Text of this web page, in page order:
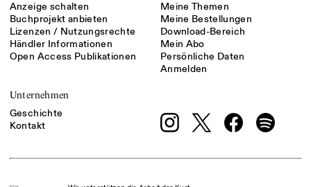
Anzeige schalten
Buchprojekt anbieten
Lizenzen / Nutzungsrechte
Händler Informationen
Open Access Publikationen
Meine Themen
Meine Bestellungen
Download-Bereich
Mein Abo
Persönliche Daten
Anmelden
Unternehmen
Geschichte
Kontakt